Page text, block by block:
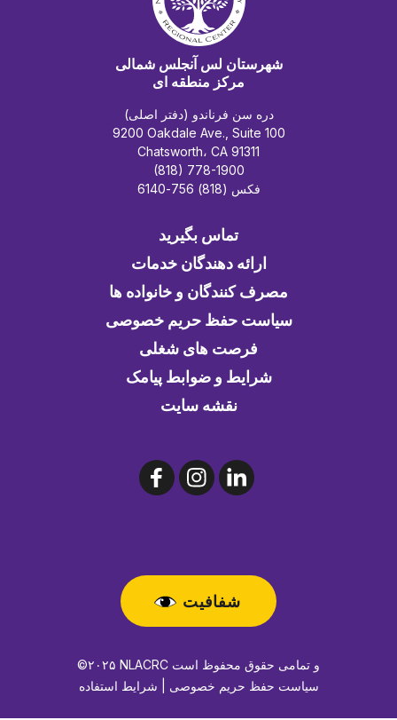
شهرستان لس آنجلس شمالی
مرکز منطقه ای
دره سن فرناندو (دفتر اصلی)
9200 Oakdale Ave., Suite 100
Chatsworth، CA 91311
(818) 778-1900
فکس (818) 756-6140
تماس بگیرید
ارائه دهندگان خدمات
مصرف کنندگان و خانواده ها
سیاست حفظ حریم خصوصی
فرصت های شغلی
شرایط و ضوابط پیامک
نقشه سایت
شفافیت
©۲۰۲۵ NLACRC و تمامی حقوق محفوظ است
سیاست حفظ حریم خصوصی | شرایط استفاده